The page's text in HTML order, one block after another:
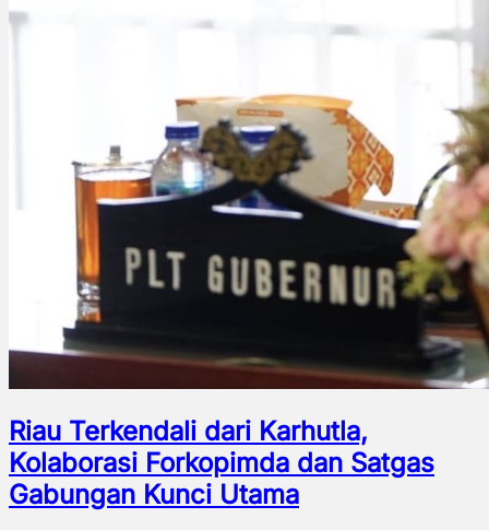
Riau Terkendali dari Karhutla,
Kolaborasi Forkopimda dan Satgas
Gabungan Kunci Utama